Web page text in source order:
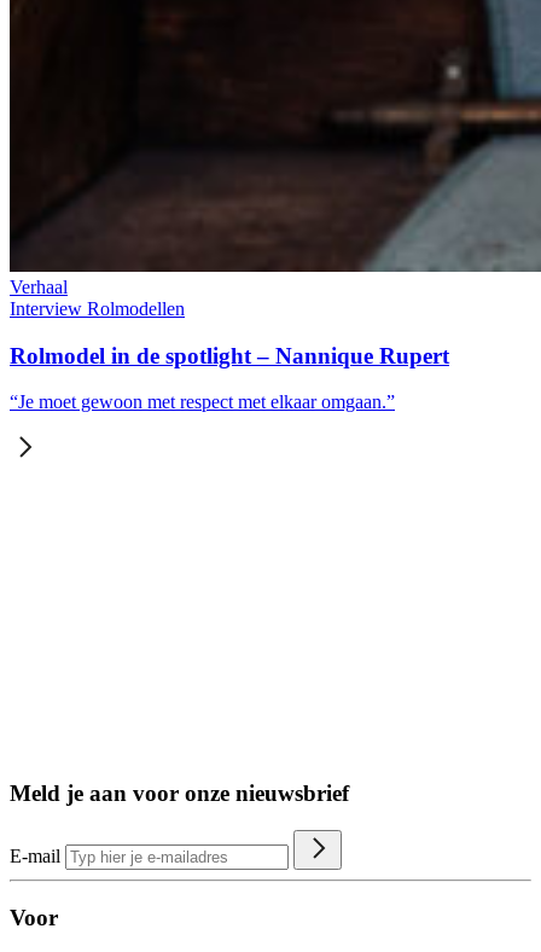
Verhaal
Interview Rolmodellen
Rolmodel in de spotlight – Nannique Rupert
“Je moet gewoon met respect met elkaar omgaan.”
Meld je aan voor onze nieuwsbrief
E-mail
Voor